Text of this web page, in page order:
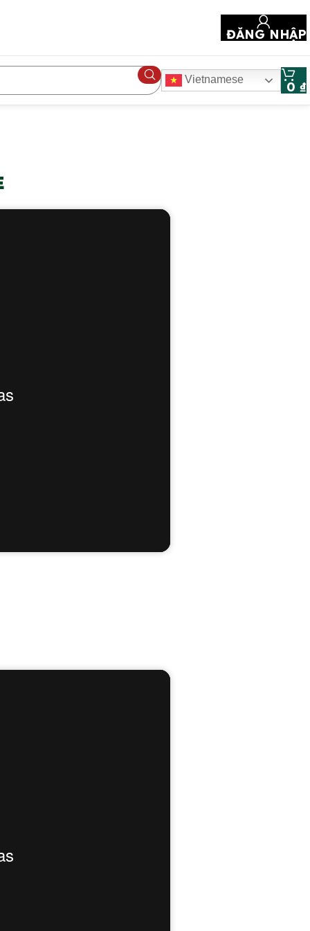
ĐĂNG NHẬP
Vietnamese 0 ₫